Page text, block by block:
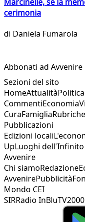
cerimonia
di Daniela Fumarola
Abbonati ad Avvenire
Sezioni del sito
HomeAttualitàPolitica
CommentiEconomia
CuraFamigliaRubriche
Pubblicazioni
Edizioni locali
UpLuoghi dell'Infinito
Avvenire
Chi siamoRedazione
AvvenirePubblicità
Mondo CEI
SIRRadio InBluTV2000